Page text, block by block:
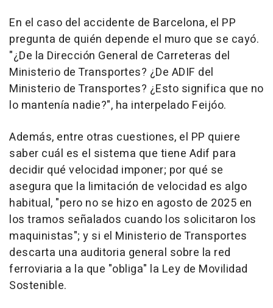
En el caso del accidente de Barcelona, el PP
pregunta de quién depende el muro que se cayó.
"¿De la Dirección General de Carreteras del
Ministerio de Transportes? ¿De ADIF del
Ministerio de Transportes? ¿Esto significa que no
lo mantenía nadie?", ha interpelado Feijóo.
Además, entre otras cuestiones, el PP quiere
saber cuál es el sistema que tiene Adif para
decidir qué velocidad imponer; por qué se
asegura que la limitación de velocidad es algo
habitual, "pero no se hizo en agosto de 2025 en
los tramos señalados cuando los solicitaron los
maquinistas"; y si el Ministerio de Transportes
descarta una auditoria general sobre la red
ferroviaria a la que "obliga" la Ley de Movilidad
Sostenible.